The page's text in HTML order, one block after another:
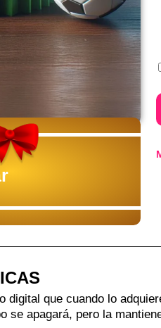
digital que cuando lo
se apagará, pero la